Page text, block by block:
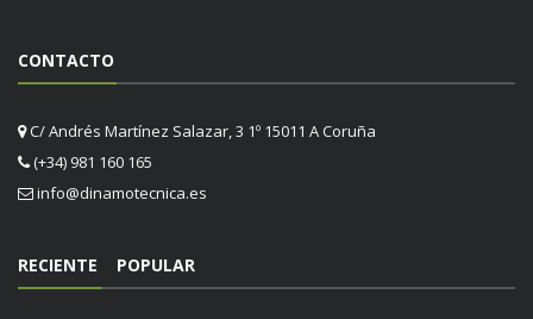
CONTACTO
C/ Andrés Martínez Salazar, 3 1º 15011 A Coruña
(+34) 981 160 165
info@dinamotecnica.es
RECIENTE POPULAR